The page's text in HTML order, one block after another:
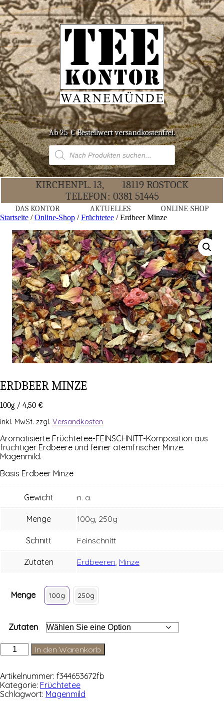
Ab 25 € Bestell­wert versandkostenfrei.
Products
search
KIR­CHEN­PL. 13,
18119 ROS­TOCK
TELE­FON: 0381 51445
DAS KON­TOR AKTU­EL­LES ONLINE-SHOP
Startseite /Online-Shop /Früchtetee / Erd­beer Minze
ERD­BEER MINZE
100g / 4,50 €
inkl. MwSt. zzgl. Versandkosten
Aro­ma­ti­sier­te Früch­te­tee-FEIN­SCHNITT-Kom­po­si­ti­on aus
fruch­ti­ger Erd­bee­re und fei­ner atem­fri­scher Min­ze.
Magenmild.
Basis Erd­beer Minze
Gewicht n. a.
Menge 100g, 250g
Schnitt Feinschnitt
Zutaten Erdbeeren Minze
Menge 100g 250g
Zutaten
Erdbeer
Minze
In den Warenkorb
Artikelnummer: f344653672fb
Kategorie: Früchtetee
Schlagwort: Magenmild